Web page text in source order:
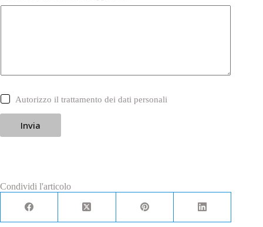
C
a
s
p
Autorizzo il trattamento dei dati personali
Invia
Condividi l'articolo